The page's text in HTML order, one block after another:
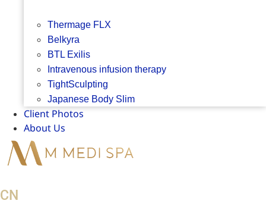
Thermage FLX
Belkyra
BTL Exilis
Intravenous infusion therapy
TightSculpting
Japanese Body Slim
Client Photos
About Us
CN